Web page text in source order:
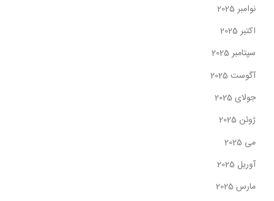
نوامبر 2025
اکتبر 2025
سپتامبر 2025
آگوست 2025
جولای 2025
ژوئن 2025
می 2025
آوریل 2025
مارس 2025